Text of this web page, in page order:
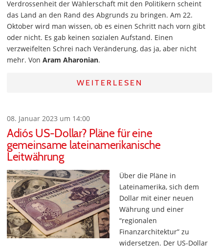
Verdrossenheit der Wählerschaft mit den Politikern scheint
das Land an den Rand des Abgrunds zu bringen. Am 22.
Oktober wird man wissen, ob es einen Schritt nach vorn gibt
oder nicht. Es gab keinen sozialen Aufstand. Einen
verzweifelten Schrei nach Veränderung, das ja, aber nicht
mehr. Von Aram Aharonian.
WEITERLESEN
08. Januar 2023 um 14:00
Adiós US-Dollar? Pläne für eine
gemeinsame lateinamerikanische
Leitwährung
Über die Pläne in
Lateinamerika, sich dem
Dollar mit einer neuen
Währung und einer
“regionalen
Finanzarchitektur” zu
widersetzen. Der US-Dollar